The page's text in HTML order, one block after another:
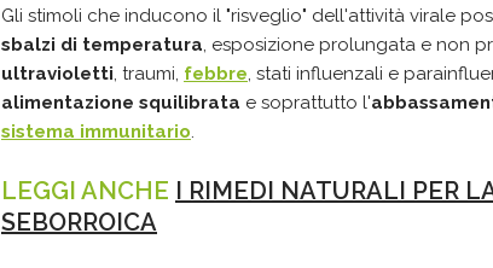
Gli stimoli che inducono il "risveglio" dell'attività virale
sbalzi di temperatura, esposizione prolungata e non
ultravioletti, traumi, febbre, stati influenzali e
alimentazione squilibrata e soprattutto l'
sistema immunitario.
LEGGI ANCHE I RIMEDI NATURALI PER
SEBORROICA